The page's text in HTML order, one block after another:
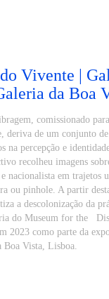
Vivente |
da Boa
comissionado
deriva de um conjunto
na percepção e
recolheu imagens
nacionalista em trajetos
ou pinhole. A partir
a descolonização da
do Museum for the
2023 como parte da
Boa Vista, Lisboa.